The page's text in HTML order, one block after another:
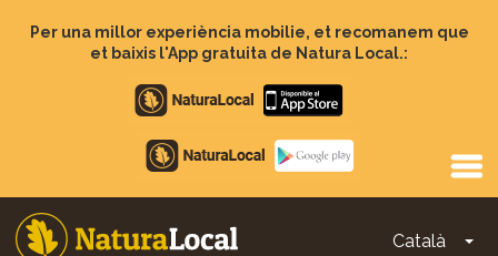
Per una millor experiència mobilie, et recomanem que
et baixis l'App gratuita de Natura Local.:
Apple
store
Google
Play
Català